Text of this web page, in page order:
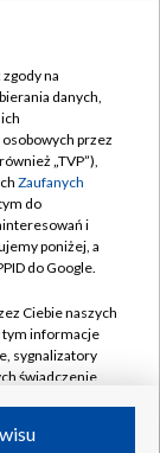
likwidacji
na
danych,
przez
„TVP”),
Zaufanych
do
i
poniżej, a
do Google.
Ciebie naszych
tym informacje
sygnalizatory
świadczenie